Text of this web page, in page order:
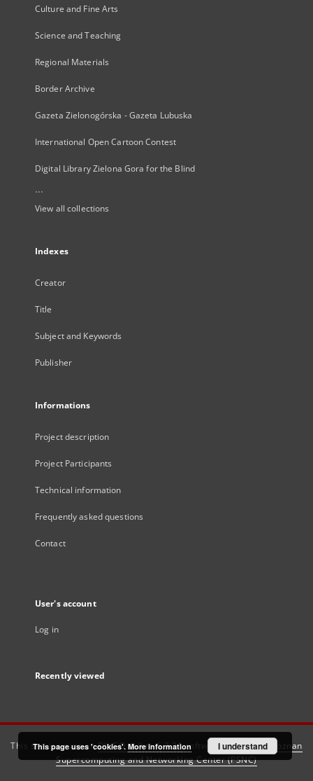
Culture and Fine Arts
Science and Teaching
Regional Materials
Border Archive
Gazeta Zielonogórska - Gazeta Lubuska
International Open Cartoon Contest
Digital Library Zielona Gora for the Blind
...
View all collections
Indexes
Creator
Title
Subject and Keywords
Publisher
Informations
Project description
Project Participants
Technical information
Frequently asked questions
Contact
User's account
Log in
Recently viewed
This service runs onDInGO dLibra 6.3.21software created by
Poznan
Supercomputing and Networking Center (PSNC)
This page uses 'cookies'. More information I understand